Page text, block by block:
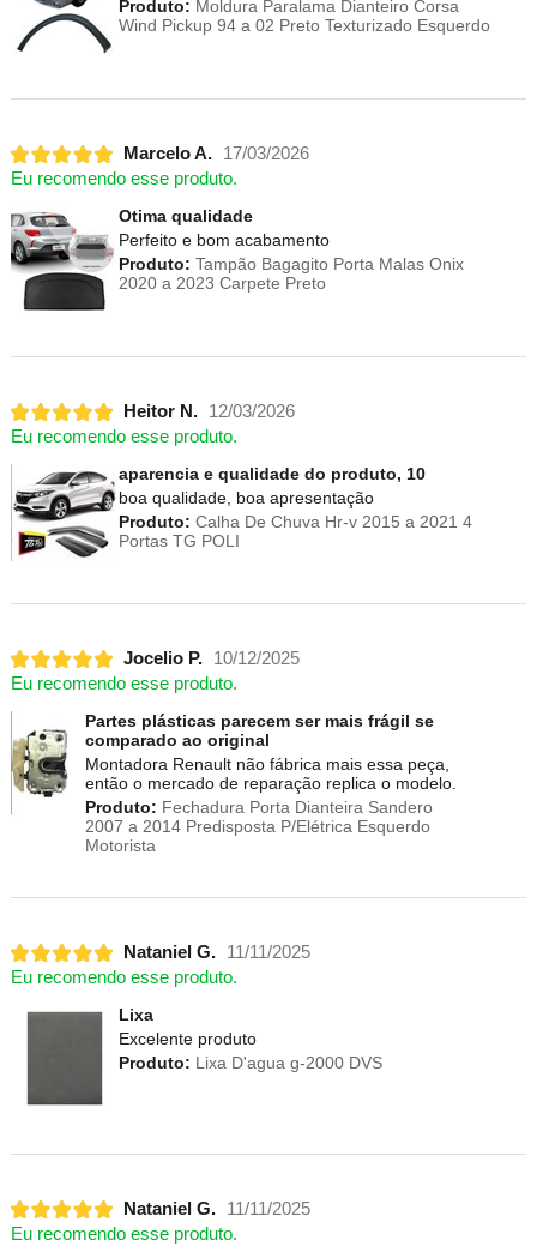
Produto: Moldura Paralama Dianteiro Corsa
Wind Pickup 94 a 02 Preto Texturizado Esquerdo
Marcelo A.
17/03/2026
Eu recomendo esse produto.
Otima qualidade
Perfeito e bom acabamento
Produto: Tampão Bagagito Porta Malas Onix
2020 a 2023 Carpete Preto
Heitor N.
12/03/2026
Eu recomendo esse produto.
aparencia e qualidade do produto, 10
boa qualidade, boa apresentação
Produto: Calha De Chuva Hr-v 2015 a 2021 4
Portas TG POLI
Jocelio P.
10/12/2025
Eu recomendo esse produto.
Partes plásticas parecem ser mais frágil se
comparado ao original
Montadora Renault não fábrica mais essa peça,
então o mercado de reparação replica o modelo.
Produto: Fechadura Porta Dianteira Sandero
2007 a 2014 Predisposta P/Elétrica Esquerdo
Motorista
Nataniel G.
11/11/2025
Eu recomendo esse produto.
Lixa
Excelente produto
Produto: Lixa D'agua g-2000 DVS
Nataniel G.
11/11/2025
Eu recomendo esse produto.